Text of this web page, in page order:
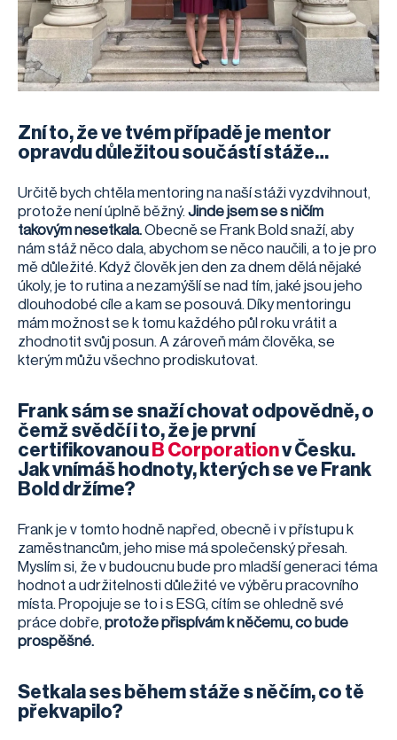
Zní to, že ve tvém případě je mentor
opravdu důležitou součástí stáže…
Určitě bych chtěla mentoring na naší stáži vyzdvihnout,
protože není úplně běžný. Jinde jsem se s ničím
takovým nesetkala.Obecně se Frank Bold snaží, aby
nám stáž něco dala, abychom se něco naučili, a to je pro
mě důležité. Když člověk jen den za dnem dělá nějaké
úkoly, je to rutina a nezamýšlí se nad tím, jaké jsou jeho
dlouhodobé cíle a kam se posouvá. Díky mentoringu
mám možnost se k tomu každého půl roku vrátit a
zhodnotit svůj posun. A zároveň mám člověka, se
kterým můžu všechno prodiskutovat.
Frank sám se snaží chovat odpovědně, o
čemž svědčí i to, že je první
certifikovanou B Corporationv Česku.
Jak vnímáš hodnoty, kterých se ve Frank
Bold držíme?
Frank je v tomto hodně napřed, obecně i v přístupu k
zaměstnancům, jeho mise má společenský přesah.
Myslím si, že v budoucnu bude pro mladší generaci téma
hodnot a udržitelnosti důležité ve výběru pracovního
místa. Propojuje se to i s ESG, cítím se ohledně své
práce dobře, protože přispívám k něčemu, co bude
prospěšné.
Setkala ses během stáže s něčím, co tě
překvapilo?